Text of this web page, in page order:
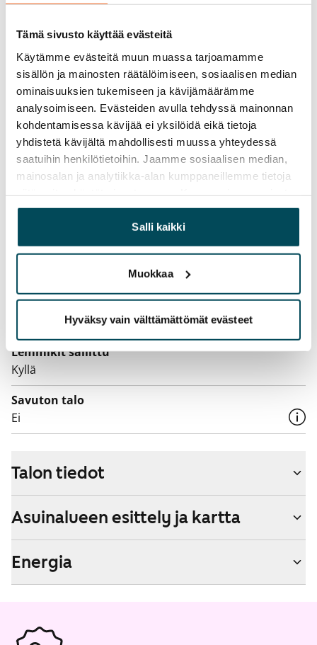
Tämä sivusto käyttää evästeitä
Käytämme evästeitä muun muassa tarjoamamme
sisällön ja mainosten räätälöimiseen, sosiaalisen median
ominaisuuksien tukemiseen ja kävijämäärämme
analysoimiseen. Evästeiden avulla tehdyssä mainonnan
kohdentamisessa kävijää ei yksilöidä eikä tietoja
yhdistetä kävijältä mahdollisesti muussa yhteydessä
saatuihin henkilötietoihin. Jaamme sosiaalisen median,
mainosalan ja analytiikka-alan kumppaneillemme tietoja
yhdistää näitä tietoja muihin tietoihin, joita olet antanut
heille tai joita on kerätty, kun olet käyttänyt heidän
palvelujaan.
Salli kaikki
Muokkaa
Hyväksy vain välttämättömät evästeet
Vuokravakuus
0 €, (yrityksille min. 1 kk vuokra)
Kotivakuutus
Pakollinen, ei sisälly vuokraan
Vesimaksu
Vuokralainen solmii itse sähkösopimuksen.
Vuokraan sisältyy 10 M laajakaistaliittymä. Voit hankkia
lisänopeutta etuhintaan ottamalla yhteyttä
operaattoriin Telia.
Lemmikit sallittu
Kyllä
Savuton talo
Ei
Talon tiedot
Asuinalueen esittely ja kartta
Energia